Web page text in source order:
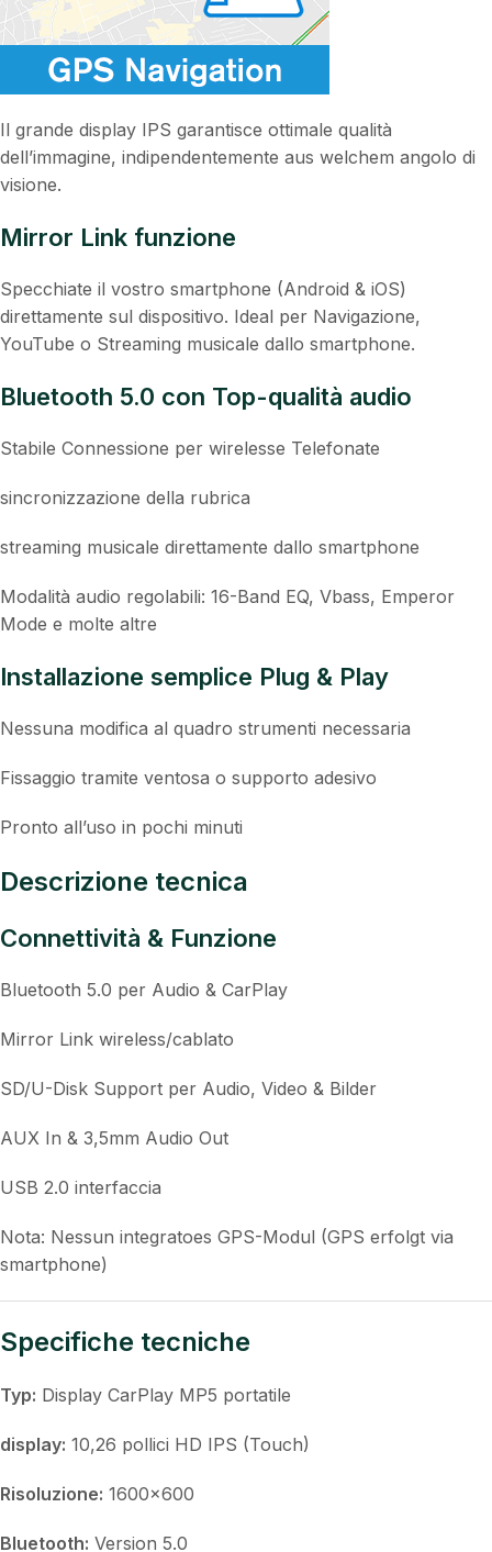
Il grande display IPS garantisce ottimale qualità
dell’immagine, indipendentemente aus welchem angolo di
visione.
Mirror Link funzione
Specchiate il vostro smartphone (Android & iOS)
direttamente sul dispositivo. Ideal per Navigazione,
YouTube o Streaming musicale dallo smartphone.
Bluetooth 5.0 con Top-qualità audio
Stabile Connessione per wirelesse Telefonate
sincronizzazione della rubrica
streaming musicale direttamente dallo smartphone
Modalità audio regolabili: 16-Band EQ, Vbass, Emperor
Mode e molte altre
Installazione semplice Plug & Play
Nessuna modifica al quadro strumenti necessaria
Fissaggio tramite ventosa o supporto adesivo
Pronto all’uso in pochi minuti
Descrizione tecnica
Connettività & Funzione
Bluetooth 5.0 per Audio & CarPlay
Mirror Link wireless/cablato
SD/U-Disk Support per Audio, Video & Bilder
AUX In & 3,5mm Audio Out
USB 2.0 interfaccia
Nota: Nessun integratoes GPS-Modul (GPS erfolgt via
smartphone)
Specifiche tecniche
Typ: Display CarPlay MP5 portatile
display: 10,26 pollici HD IPS (Touch)
Risoluzione: 1600×600
Bluetooth: Version 5.0